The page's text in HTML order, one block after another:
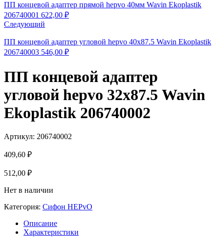
ПП концевой адаптер прямой hepvo 40мм Wavin Ekoplastik
206740001 622,00 ₽
Следующий
ПП концевой адаптер угловой hepvo 40х87.5 Wavin Ekoplastik
206740003 546,00 ₽
ПП концевой адаптер
угловой hepvo 32х87.5 Wavin
Ekoplastik 206740002
Артикул: 206740002
409,60 ₽
512,00 ₽
Нет в наличии
Категория: Сифон HEPvO
Описание
Характеристики